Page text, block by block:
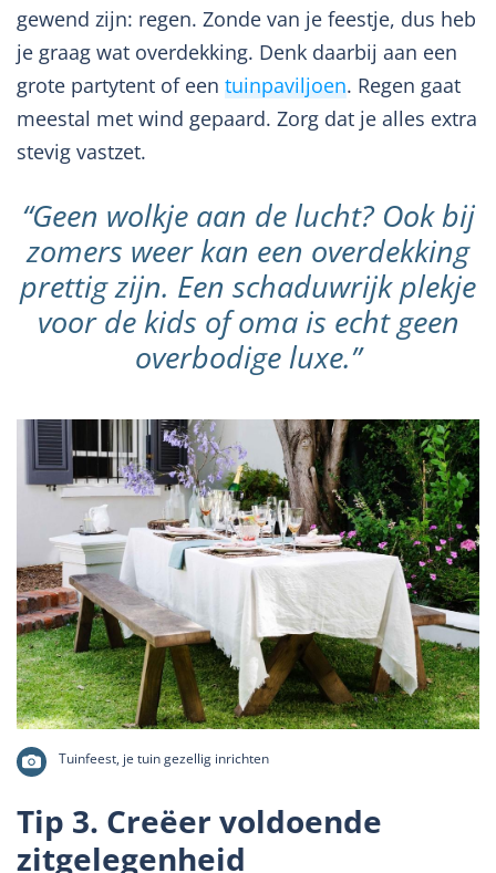
gewend zijn: regen. Zonde van je feestje, dus heb
je graag wat overdekking. Denk daarbij aan een
grote partytent of een tuinpaviljoen. Regen gaat
meestal met wind gepaard. Zorg dat je alles extra
stevig vastzet.
“Geen wolkje aan de lucht? Ook bij
zomers weer kan een overdekking
prettig zijn. Een schaduwrijk plekje
voor de kids of oma is echt geen
overbodige luxe.”
Tuinfeest, je tuin gezellig inrichten
Tip 3. Creëer voldoende
zitgelegenheid